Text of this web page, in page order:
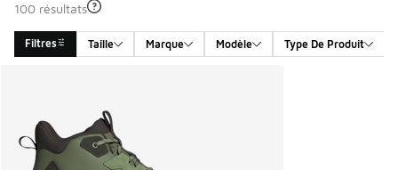
100 résultats
Filtres Taille Marque Modèle Type De Produit